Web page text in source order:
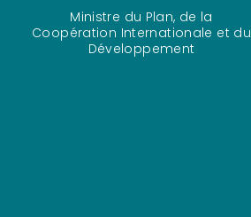
Ministre du Plan, de la
Coopération Internationale et du
Développement